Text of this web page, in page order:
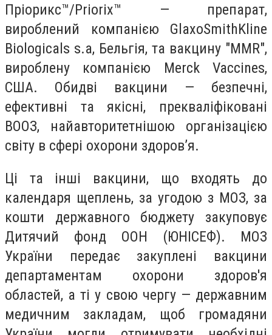
Пріорикс™/Priorix™ — препарат,
вироблений компанією GlaxoSmithKline
Biologicals s.a, Бельгія, та вакцину "MMR",
вироблену компанією Merck Vaccines,
США. Обидві вакцини — безпечні,
ефективні та якісні, прекваліфіковані
ВООЗ, найавторитетнішою організацією
світу в сфері охорони здоров’я.
Ці та інші вакцини, що входять до
календаря щеплень, за угодою з МОЗ, за
кошти державного бюджету закуповує
Дитячий фонд ООН (ЮНІСЕФ). МОЗ
України передає закуплені вакцини
департаментам охорони здоров'я
областей, а ті у свою чергу — державним
медичним закладам, щоб громадяни